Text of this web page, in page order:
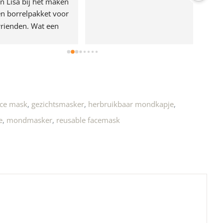
borrelpakket voor
Wat een
mask, gezichtsmasker, herbruikbaar mondkapje,
, mondmasker, reusable facemask